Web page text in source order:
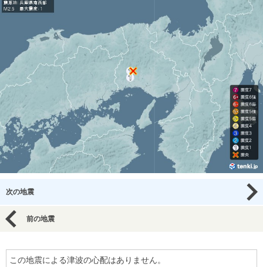
次の地震
前の地震
この地震による津波の心配はありません。